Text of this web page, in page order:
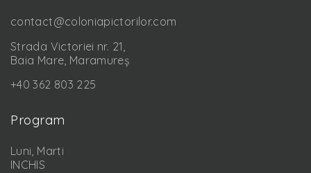
contact@coloniapictorilor.com
Strada Victoriei nr. 21,
Baia Mare, Maramureș
+40 362 803 225
Program
Luni, Marti
INCHIS